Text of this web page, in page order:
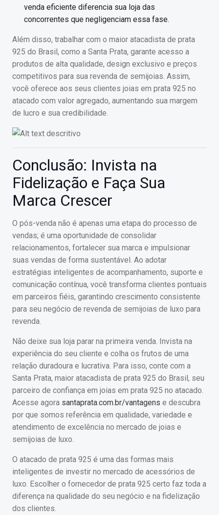
venda eficiente diferencia sua loja das
concorrentes que negligenciam essa fase.
Além disso, trabalhar com o maior atacadista de prata
925 do Brasil, como a Santa Prata, garante acesso a
produtos de alta qualidade, design exclusivo e preços
competitivos para sua revenda de semijoias. Assim,
você oferece aos seus clientes joias em prata 925 no
atacado com valor agregado, aumentando sua margem
de lucro e sua credibilidade.
Conclusão: Invista na
Fidelização e Faça Sua
Marca Crescer
O pós-venda não é apenas uma etapa do processo de
vendas; é uma oportunidade de consolidar
relacionamentos, fortalecer sua marca e impulsionar
suas vendas de forma sustentável. Ao adotar
estratégias inteligentes de acompanhamento, suporte e
comunicação contínua, você transforma clientes pontuais
em parceiros fiéis, garantindo crescimento consistente
para seu negócio de revenda de semijoias de luxo para
revenda.
Não deixe sua loja parar na primeira venda. Invista na
experiência do seu cliente e colha os frutos de uma
relação duradoura e lucrativa. Para isso, conte com a
Santa Prata, maior atacadista de prata 925 do Brasil, seu
parceiro de confiança em joias em prata 925 no atacado.
Acesse agora santaprata.com.br/vantagens e descubra
por que somos referência em qualidade, variedade e
atendimento de excelência no mercado de joias e
semijoias de luxo.
O atacado de prata 925 é uma das formas mais
inteligentes de investir no mercado de acessórios de
luxo. Escolher o fornecedor de prata 925 certo faz toda a
diferença na qualidade do seu negócio e na fidelização
dos clientes.